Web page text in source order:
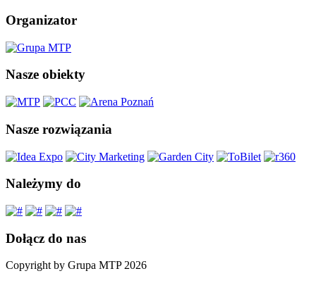
Organizator
Nasze obiekty
Nasze rozwiązania
Należymy do
Dołącz do nas
Copyright by Grupa MTP 2026